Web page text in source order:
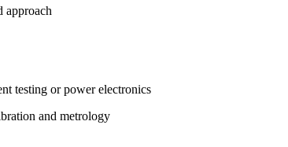
approach
testing or power electronics
and metrology